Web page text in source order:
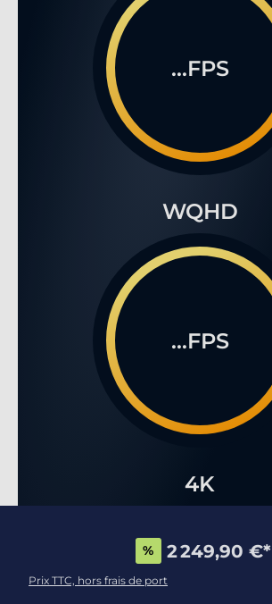
...FPS
WQHD
...FPS
4K
% 2 249,90 €*
Prix TTC, hors frais de port